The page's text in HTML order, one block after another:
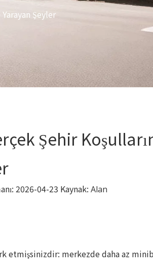
Şeyler
Şehir
2026-04-23 Kaynak: Alan
etmişsinizdir: merkezde daha az